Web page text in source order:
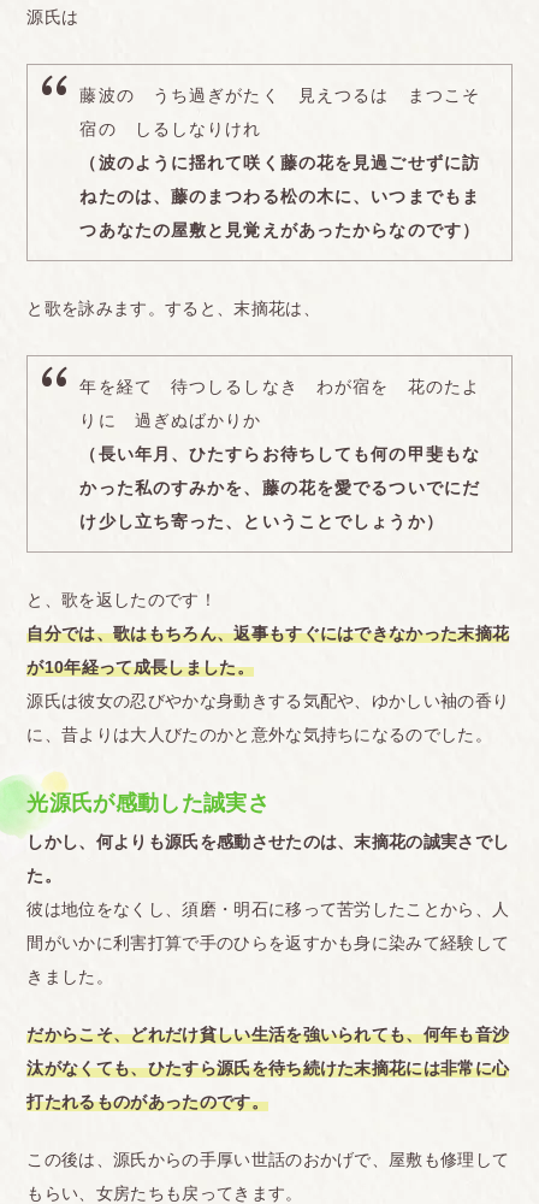
源氏は
藤波の うち過ぎがたく 見えつるは まつこそ
宿の しるしなりけれ
（波のように揺れて咲く藤の花を見過ごせずに訪
ねたのは、藤のまつわる松の木に、いつまでもま
つあなたの屋敷と見覚えがあったからなのです）
と歌を詠みます。すると、末摘花は、
年を経て 待つしるしなき わが宿を 花のたよ
りに 過ぎぬばかりか
（長い年月、ひたすらお待ちしても何の甲斐もな
かった私のすみかを、藤の花を愛でるついでにだ
け少し立ち寄った、ということでしょうか）
と、歌を返したのです！
自分では、歌はもちろん、返事もすぐにはできなかった末摘花
が10年経って成長しました。
源氏は彼女の忍びやかな身動きする気配や、ゆかしい袖の香り
に、昔よりは大人びたのかと意外な気持ちになるのでした。
光源氏が感動した誠実さ
しかし、何よりも源氏を感動させたのは、末摘花の誠実さでし
た。
彼は地位をなくし、須磨・明石に移って苦労したことから、人
間がいかに利害打算で手のひらを返すかも身に染みて経験して
きました。
だからこそ、どれだけ貧しい生活を強いられても、何年も音沙
汰がなくても、ひたすら源氏を待ち続けた末摘花には非常に心
打たれるものがあったのです。
この後は、源氏からの手厚い世話のおかげで、屋敷も修理して
もらい、女房たちも戻ってきます。